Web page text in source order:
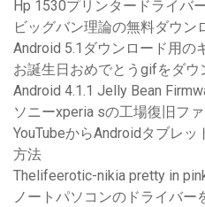
Hp 1530プリンタードライバ
ビッグバン理論の無料ダウン
Android 5.1ダウンロード用の
お誕生日おめでとうgifをダウ
Android 4.1.1 Jelly Bean
ソニーxperia sの工場復旧フ
YouTubeからAndroidタブレ
方法
Thelifeerotic-nikia pretty in
ノートパソコンのドライバー